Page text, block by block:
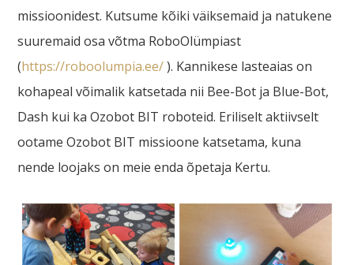
missioonidest. Kutsume kõiki väiksemaid ja natukene
suuremaid osa võtma RoboOlümpiast
(https://roboolumpia.ee/). Kannikese lasteaias on
kohapeal võimalik katsetada nii Bee-Bot ja Blue-Bot,
Dash kui ka Ozobot BIT roboteid. Eriliselt aktiivselt
ootame Ozobot BIT missioone katsetama, kuna
nende loojaks on meie enda õpetaja Kertu.